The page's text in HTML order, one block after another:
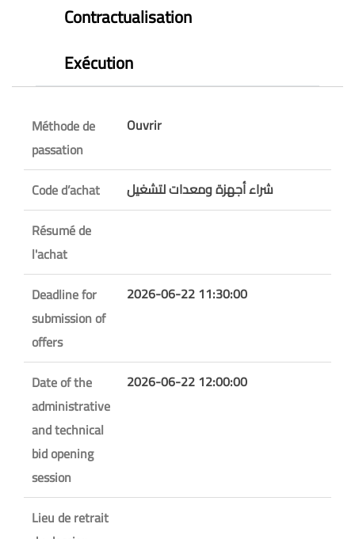
Contractualisation
Exécution
Méthode de
passation
Ouvrir
Code d’achat
شراء أجهزة ومعدات لتشغيل
Résumé de
l'achat
Deadline for
submission of
offers
2026-06-22 11:30:00
Date of the
administrative
and technical
bid opening
session
2026-06-22 12:00:00
Lieu de retrait